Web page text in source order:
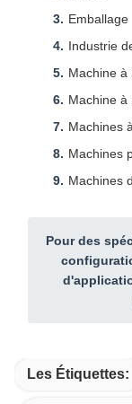
Emballage
Industrie
Machine à
Machine à
Machines
Machines
Machines
Pour des
Les Étiquettes: